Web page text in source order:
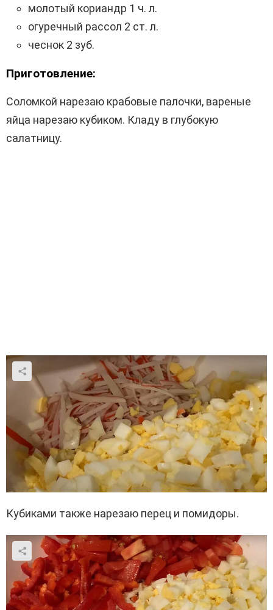
молотый кориандр 1 ч. л.
огуречный рассол 2 ст. л.
чеснок 2 зуб.
Приготовление:
Соломкой нарезаю крабовые палочки, вареные
яйца нарезаю кубиком. Кладу в глубокую
салатницу.
Кубиками также нарезаю перец и помидоры.